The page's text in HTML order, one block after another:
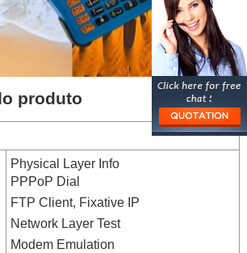
produto
Physical Layer Info
PPPoP Dial
FTP Client, Fixative IP
Network Layer Test
Modem Emulation